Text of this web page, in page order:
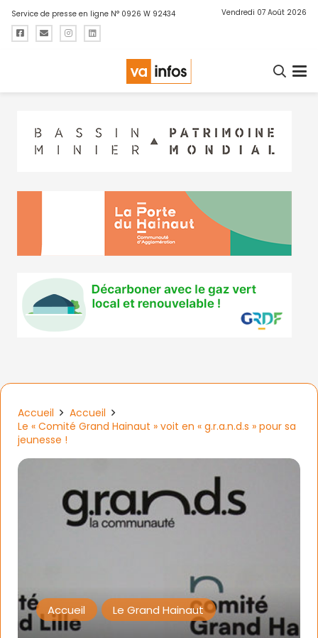
Service de presse en ligne N° 0926 W 92434 Vendredi 07 Août 2026
Accueil
Accueil
Le « Comité Grand Hainaut » voit en « g.r.a.n.d.s » pour sa
jeunesse !
Accueil Le Grand Hainaut